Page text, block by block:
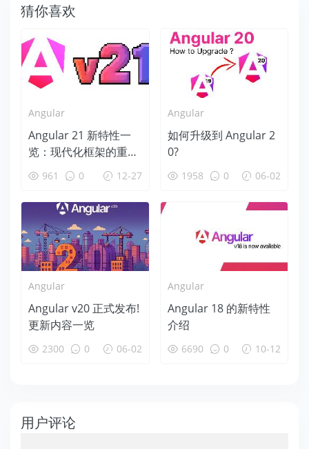
猜你喜欢
Angular
Angular 21 新特性一
览：现代化框架的重大
更新961 0 12-27
Angular
如何升级到 Angular 2
0?
1958 0 06-02
Angular
Angular v20 正式发布!
更新内容一览
2300 0 06-02
Angular
Angular 18 的新特性
介绍
6690 0 10-12
用户评论